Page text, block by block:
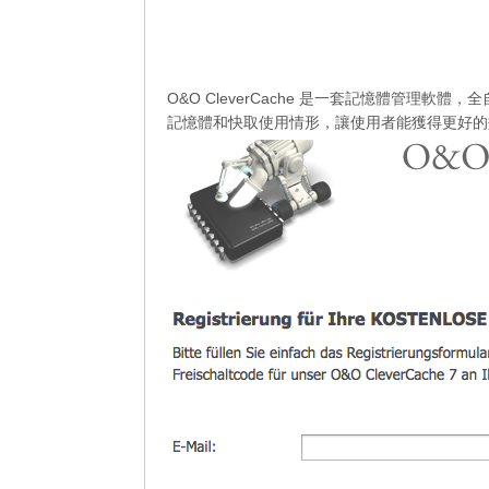
O&O CleverCache 是一套記憶體管理軟體，全
記憶體和快取使用情形，讓使用者能獲得更好